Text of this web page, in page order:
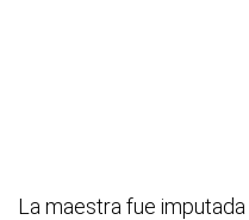
La maestra fue